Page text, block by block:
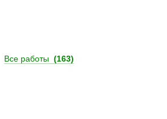
Все работы (163)